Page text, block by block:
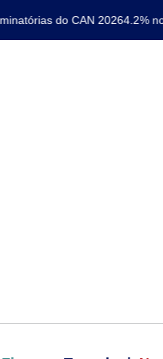
do CAN 20264.2% no